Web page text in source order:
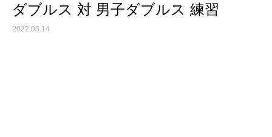
ダブルス 対 男子ダブルス 練習
2022.05.14